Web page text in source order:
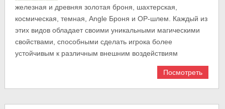
железная и древняя золотая броня, шахтерская,
космическая, темная, Angle Броня и OP-шлем. Каждый из
этих видов обладает своими уникальными магическими
свойствами, способными сделать игрока более
устойчивым к различным внешним воздействиям
Посмотреть